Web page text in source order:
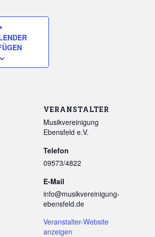
VERANSTALTER
Musikvereinigung
Ebensfeld e.V.
Telefon
09573/4822
E-Mail
info@musikvereinigung-
ebensfeld.de
Veranstalter-Website
anzeigen